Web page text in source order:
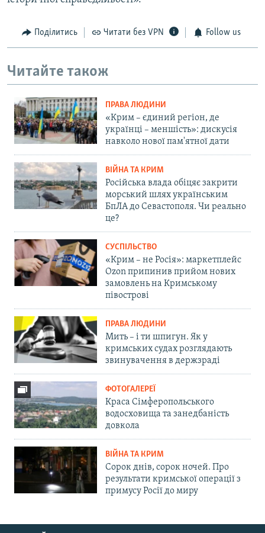
Поділитись Читати без VPN Follow us
Читайте також
ПРАВА ЛЮДИНИ
«Крим – єдиний регіон, де
українці – меншість»: дискусія
навколо нової пам'ятної дати
ВІЙНА ТА КРИМ
Російська влада обіцяє закрити
морський шлях українським
БпЛА до Севастополя. Чи реально
це?
СУСПІЛЬСТВО
«Крим – не Росія»: маркетплейс
Ozon припинив прийом нових
замовлень на Кримському
півострові
ПРАВА ЛЮДИНИ
Мить – і ти шпигун. Як у
кримських судах розглядають
звинувачення в держзраді
ФОТОГАЛЕРЕЇ
Краса Сімферопольського
водосховища та занедбаність
довкола
ВІЙНА ТА КРИМ
Сорок днів, сорок ночей. Про
результати кримської операції з
примусу Росії до миру